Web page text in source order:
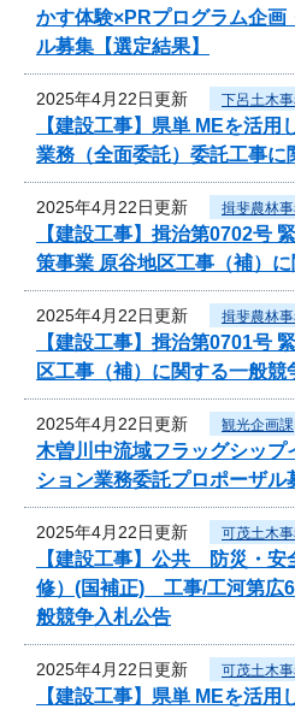
かす体験×PRプログラム企画
ル募集【選定結果】
2025年4月22日更新 下呂土木
【建設工事】県単 MEを活用
業務（全面委託）委託工事に
2025年4月22日更新 揖斐農林
【建設工事】揖治第0702号
策事業 原谷地区工事（補）
2025年4月22日更新 揖斐農林
【建設工事】揖治第0701号
区工事（補）に関する一般競
2025年4月22日更新 観光企画課
木曽川中流域フラッグシップ
ション業務委託プロポーザル
2025年4月22日更新 可茂土木
【建設工事】公共 防災・安
修）(国補正) 工事/工河第広
般競争入札公告
2025年4月22日更新 可茂土木
【建設工事】県単 MEを活用